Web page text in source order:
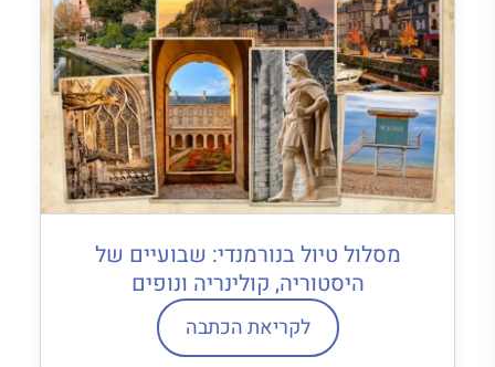
מסלול טיול בנורמנדי: שבועיים של
היסטוריה, קולינריה ונופים
לקריאת הכתבה